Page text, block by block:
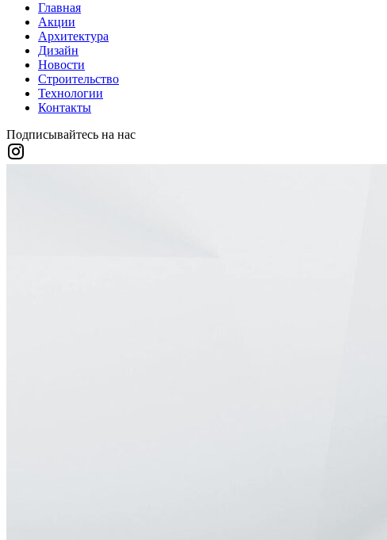
Главная
Акции
Архитектура
Дизайн
Новости
Строительство
Технологии
Контакты
Подписывайтесь на нас